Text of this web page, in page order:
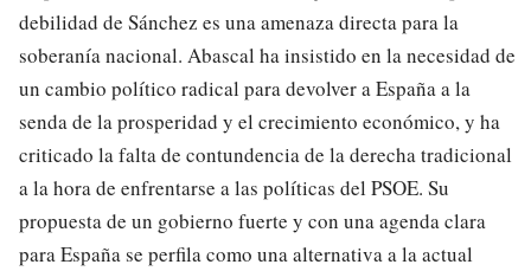
debilidad de Sánchez es una amenaza directa para la
soberanía nacional. Abascal ha insistido en la necesidad de
un cambio político radical para devolver a España a la
senda de la prosperidad y el crecimiento económico, y ha
criticado la falta de contundencia de la derecha tradicional
a la hora de enfrentarse a las políticas del PSOE. Su
propuesta de un gobierno fuerte y con una agenda clara
para España se perfila como una alternativa a la actual